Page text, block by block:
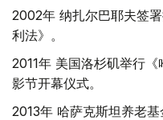
2002年 纳扎尔巴耶夫签
利法》。
2011年 美国洛杉矶举行
影节开幕仪式。
2013年 哈萨克斯坦养老基